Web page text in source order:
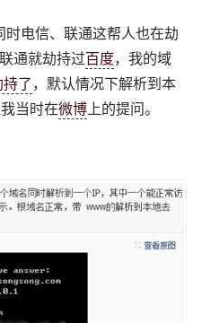
电信、联通这帮人也在劫
通就劫持过百度，我的域
了 ，默认情况下解析到本
当时在微博 上的提问。